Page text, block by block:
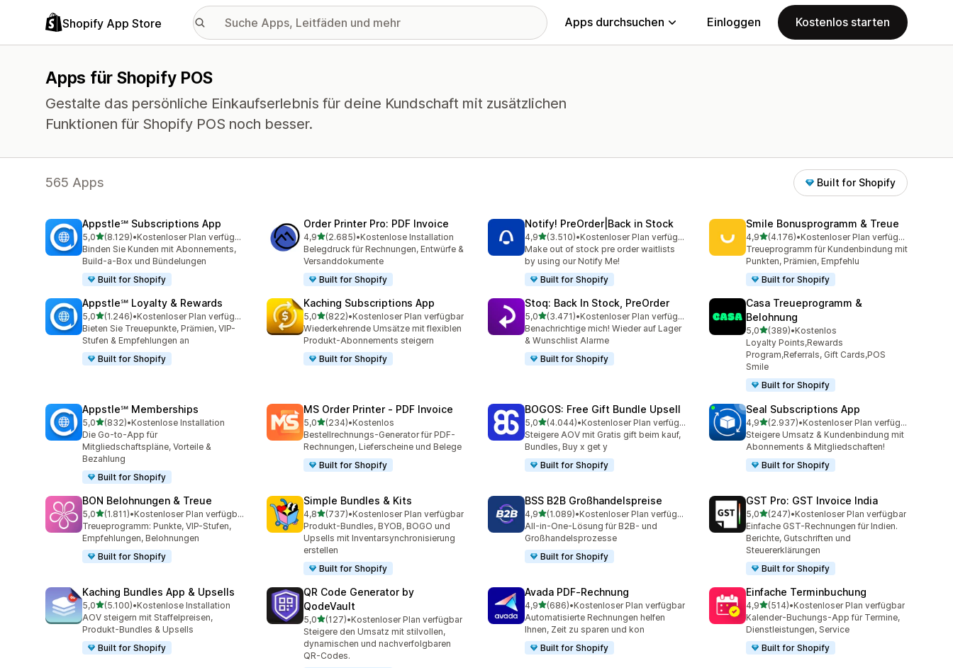
Shopify App Store Apps durchsuchen Einloggen Kostenlos starten
Apps für Shopify POS
Gestalte das persönliche Einkaufserlebnis für deine Kundschaft mit zusätzlichen
Funktionen für Shopify POS noch besser.
565 Apps Built for Shopify
Appstle℠ Subscriptions App
5,0von 5 Sternen
(8.129)
8129 Rezensionen insgesamt
•
Kostenloser Plan verfügbar
Binden Sie Kunden mit Abonnements,
Build-a-Box und Bündelungen
Built for Shopify
Order Printer Pro: PDF Invoice
4,9von 5 Sternen
(2.685)
2685 Rezensionen insgesamt
•Kostenlose Installation
Belegdruck für Rechnungen, Entwürfe &
Versanddokumente
Built for Shopify
Notify! PreOrder|Back in Stock
4,9von 5 Sternen
(3.510)
3510 Rezensionen insgesamt
•
Kostenloser Plan verfügbar
Make out of stock pre order waitlists
by using our Notify Me!
Built for Shopify
Smile Bonusprogramm & Treue
4,9von 5 Sternen
(4.176)
4176 Rezensionen insgesamt
•
Kostenloser Plan verfügbar
Treueprogramm für Kundenbindung mit
Punkten, Prämien, Empfehlu
Built for Shopify
Appstle℠ Loyalty & Rewards
5,0von 5 Sternen
(1.246)
1246 Rezensionen insgesamt
•
Kostenloser Plan verfügbar
Bieten Sie Treuepunkte, Prämien, VIP-
Stufen & Empfehlungen an
Built for Shopify
Kaching Subscriptions App
5,0von 5 Sternen
(822)
822 Rezensionen insgesamt
•Kostenloser Plan verfügbar
Wiederkehrende Umsätze mit flexiblen
Produkt-Abonnements steigern
Built for Shopify
Stoq: Back In Stock, PreOrder
5,0von 5 Sternen
(3.471)
3471 Rezensionen insgesamt
•
Kostenloser Plan verfügbar
Benachrichtige mich! Wieder auf Lager
& Wunschlist Alarme
Built for Shopify
Casa Treueprogramm &
Belohnung
5,0von 5 Sternen
(389)
389 Rezensionen insgesamt
•Kostenlos
Loyalty Points,Rewards
Program,Referrals, Gift Cards,POS
Smile
Built for Shopify
Appstle℠ Memberships
5,0von 5 Sternen
(832)
832 Rezensionen insgesamt
•Kostenlose Installation
Die Go-to-App für
Mitgliedschaftspläne, Vorteile &
Bezahlung
Built for Shopify
MS Order Printer ‑ PDF Invoice
5,0von 5 Sternen
(234)
234 Rezensionen insgesamt
•Kostenlos
Bestellrechnungs-Generator für PDF-
Rechnungen, Lieferscheine und Belege
Built for Shopify
BOGOS: Free Gift Bundle Upsell
5,0von 5 Sternen
(4.044)
4044 Rezensionen insgesamt
•
Kostenloser Plan verfügbar
Steigere AOV mit Gratis gift beim kauf,
Bundles, Buy x get y
Built for Shopify
Seal Subscriptions App
4,9von 5 Sternen
(2.937)
2937 Rezensionen insgesamt
•
Kostenloser Plan verfügbar
Steigere Umsatz & Kundenbindung mit
Abonnements & Mitgliedschaften!
Built for Shopify
BON Belohnungen & Treue
5,0von 5 Sternen
(1.811)
1811 Rezensionen insgesamt
•
Kostenloser Plan verfügbar
Treueprogramm: Punkte, VIP-Stufen,
Empfehlungen, Belohnungen
Built for Shopify
Simple Bundles & Kits
4,8von 5 Sternen
(737)
737 Rezensionen insgesamt
•Kostenloser Plan verfügbar
Produkt-Bundles, BYOB, BOGO und
Upsells mit Inventarsynchronisierung
erstellen
Built for Shopify
BSS B2B Großhandelspreise
4,9von 5 Sternen
(1.089)
1089 Rezensionen insgesamt
•
Kostenloser Plan verfügbar
All-in-One-Lösung für B2B- und
Großhandelsprozesse
Built for Shopify
GST Pro: GST Invoice India
5,0von 5 Sternen
(247)
247 Rezensionen insgesamt
•Kostenloser Plan verfügbar
Einfache GST-Rechnungen für Indien.
Berichte, Gutschriften und
Steuererklärungen
Built for Shopify
Kaching Bundles App & Upsells
5,0von 5 Sternen
(5.100)
5100 Rezensionen insgesamt
•Kostenlose Installation
AOV steigern mit Staffelpreisen,
Produkt-Bundles & Upsells
Built for Shopify
QR Code Generator by
QodeVault
5,0von 5 Sternen
(127)
127 Rezensionen insgesamt
•Kostenloser Plan verfügbar
Steigere den Umsatz mit stilvollen,
dynamischen und nachverfolgbaren
QR-Codes.
Avada PDF‑Rechnung
4,9von 5 Sternen
(686)
686 Rezensionen insgesamt
•Kostenloser Plan verfügbar
Automatisierte Rechnungen helfen
Ihnen, Zeit zu sparen und kon
Built for Shopify
Einfache Terminbuchung
4,9von 5 Sternen
(514)
514 Rezensionen insgesamt
•Kostenloser Plan verfügbar
Kalender-Buchungs-App für Termine,
Dienstleistungen, Service
Built for Shopify